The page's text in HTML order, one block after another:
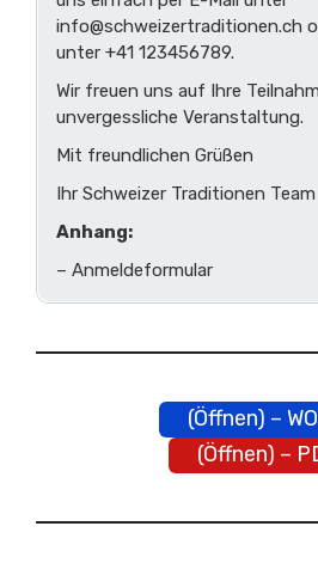
info@schweizertraditionen.ch
unter +41 123456789.
Wir freuen uns auf Ihre
unvergessliche Veranstaltung.
Mit freundlichen Grüßen
Ihr Schweizer Traditionen Team
Anhang:
– Anmeldeformular
(Öffnen) –
(Öffnen) –